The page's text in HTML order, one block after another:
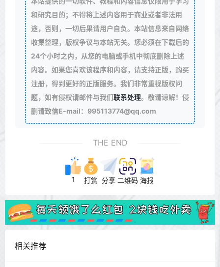
和研究目的；不得将上述内容用于商业或者非法用
途，否则，一切后果请用户自负。本站信息来自网络
收集整理，版权争议与本站无关。您必须在下载后的
24个小时之内，从您的电脑或手机中彻底删除上述
内容。如果您喜欢该程序和内容，请支持正版，购买
注册，得到更好的正版服务。我们非常重视版权问
题，如有侵权请邮件与我们联系处理。敬请谅解！侵
删请致信E-mail：995113774@qq.com
THE END
1 打赏 分享 二维码 海报
相关推荐